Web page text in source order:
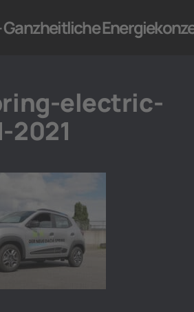
Ganzheitliche
electric-
2021